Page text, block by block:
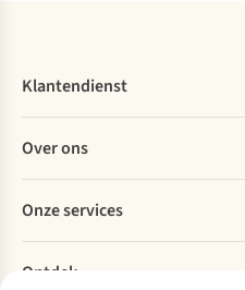
Klantendienst
Bestellen
Betalen
Levering
Retourneren
Bestelling herroepen
Over ons
Explore More
Verantwoord ondernemen
Over Ayacucho
Onze services
Ontdek